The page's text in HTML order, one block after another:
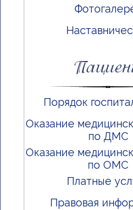
Порядок
Оказание
по ДМС
Оказание
по ОМС
Платные
Правовая